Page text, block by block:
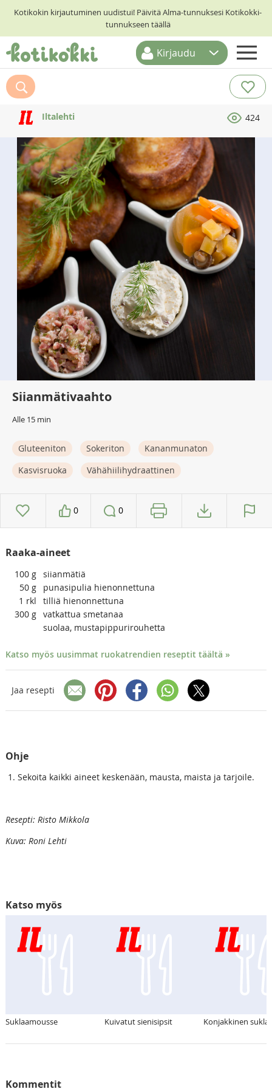
Kotikokin kirjautuminen uudistui! Päivitä Alma-tunnuksesi Kotikokki-
tunnukseen täällä
ETUSIVU
RESEPTIHAKU
RUOKATEEMAT
KESKUSTELUT
KOTIKOKIT
Kirjaudu
Iltalehti 424
Siianmätivaahto
Alle 15 min
Gluteeniton Sokeriton
Kananmunaton
Kasvisruoka
Vähähiilihydraattinen
0 0
Raaka-aineet
100 g siianmätiä
50 g
punasipulia hienonnettuna
1 rkl
tilliä hienonnettuna
300 g vatkattua smetanaa
suolaa, mustapippurirouhetta
Katso myös uusimmat ruokatrendien reseptit täältä »
Jaa resepti
Ohje
Sekoita kaikki aineet keskenään, mausta, maista ja tarjoile.
Resepti: Risto Mikkola
Kuva: Roni Lehti
Katso myös
Suklaamousse Kuivatut sienisipsit Konjakkinen
Kommentit